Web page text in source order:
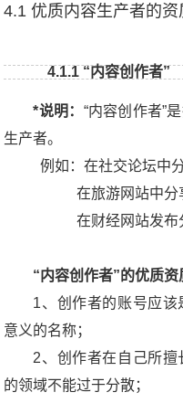
4.1 优质内容生产者的资
4.1.1 “内容创作者”
*说明： “内容创作者”
生产者。
例如：在社交论坛中
在旅游网站中分享
在财经网站发布分
“内容创作者”的优质资
1、创作者的账号应
意义的名称；
2、创作者在自己所
的领域不能过于分散；